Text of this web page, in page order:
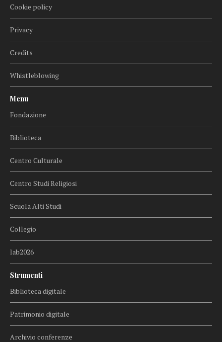
Cookie policy
Privacy
Credits
Whistleblowing
Menu
Fondazione
Biblioteca
Centro Culturale
Centro Studi Religiosi
Scuola Alti Studi
Collegio
lab2026
Strumenti
Biblioteca digitale
Patrimonio digitale
Archivio conferenze